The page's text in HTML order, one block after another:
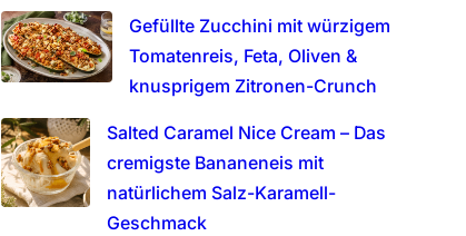
Gefüllte Zucchini mit würzigem
Tomatenreis, Feta, Oliven &
knusprigem Zitronen-Crunch
Salted Caramel Nice Cream – Das
cremigste Bananeneis mit
natürlichem Salz-Karamell-
Geschmack